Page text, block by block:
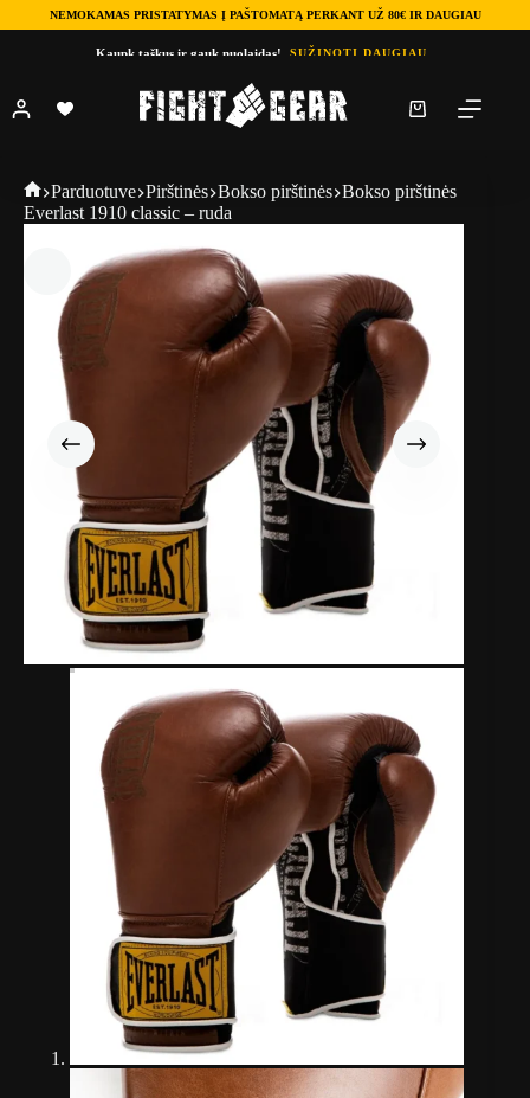
NEMOKAMAS PRISTATYMAS Į PAŠTOMATĄ PERKANT UŽ 80€ IR DAUGIAU
Kaupk taškus ir gauk nuolaidas! SUŽINOTI DAUGIAU
Shopping
cart
Fightgear
Parduotuve Pirštinės Bokso pirštinės Bokso pirštinės
Everlast 1910 classic – ruda